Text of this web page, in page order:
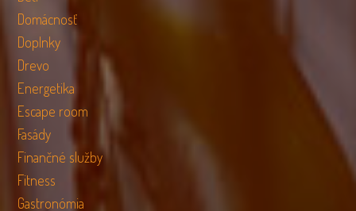
Domácnosť
Doplnky
Drevo
Energetika
Escape room
Fasády
Finančné služby
Fitness
Gastronómia